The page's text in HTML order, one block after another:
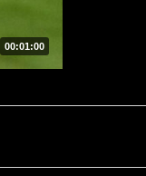
00:01:00